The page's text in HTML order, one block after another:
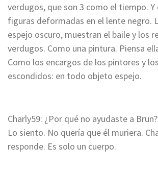
verdugos, que son 3 como el tiempo. Y
figuras deformadas en el lente negro.
espejo oscuro, muestran el baile y los
verdugos. Como una pintura. Piensa
Como los encargos de los pintores y
escondidos: en todo objeto espejo.
Charly59: ¿Por qué no ayudaste a
Lo siento. No quería que él muriera.
responde. Es solo un cuerpo.